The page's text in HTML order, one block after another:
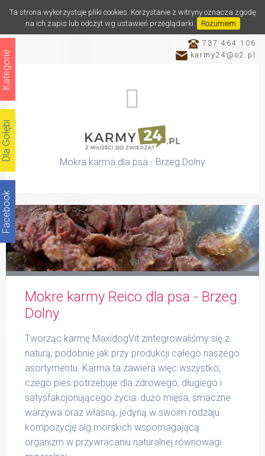
Ta strona wykorzystuje pliki cookies. Korzystanie z witryny oznacza zgodę
na ich zapis lub odczyt wg ustawień przeglądarki.
Rozumiem
737 464 106
karmy24@o2.pl
Mokra karma dla psa - Brzeg Dolny
Katalog
Formularz
Produkty Reico
Kontakt
Mokre karmy Reico dla psa - Brzeg
Dolny
Tworząc karmę MaxidogVit zintegrowaliśmy się z
naturą, podobnie jak przy produkcji całego naszego
asortymentu. Karma ta zawiera więc wszystko,
czego pies potrzebuje dla zdrowego, długiego i
satysfakcjonującego życia: dużo mięsa, smaczne
warzywa oraz własną, jedyną w swoim rodzaju
kompozycję alg morskich wspomagającą
organizm w przywracaniu naturalnej równowagi
Facebook
Dla Gołębi
Kategorie